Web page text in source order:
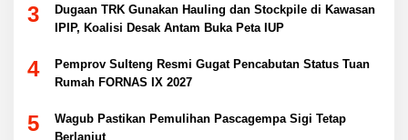
3
Dugaan TRK Gunakan Hauling dan Stockpile di Kawasan
IPIP, Koalisi Desak Antam Buka Peta IUP
4
Pemprov Sulteng Resmi Gugat Pencabutan Status Tuan
Rumah FORNAS IX 2027
5
Wagub Pastikan Pemulihan Pascagempa Sigi Tetap
Berlanjut